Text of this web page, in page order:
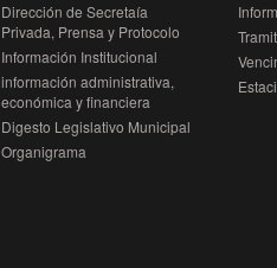
Dirección de Secretaía
Privada, Prensa y Protocolo
Información Institucional
información administrativa,
económica y financiera
Digesto Legislativo Municipal
Organigrama